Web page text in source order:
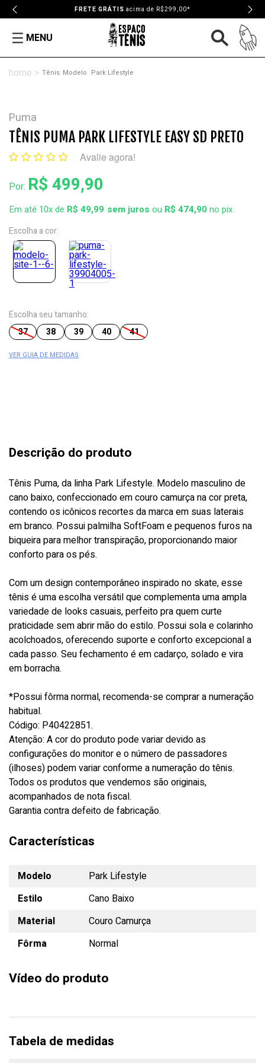
FRETE GRÁTIS acima de R$299,00*
MENU
Tênis Modelo Park Lifestyle
Puma
TÊNIS PUMA PARK LIFESTYLE EASY SD PRETO
Avalie agora!
Por: R$ 499,90
Em até 10x de R$ 49,99 ou R$ 474,90no pix
Escolha a cor:
Escolha seu tamanho:
37
38 39 40 41
VER GUIA DE MEDIDAS
Descrição do produto
Tênis Puma, da linha Park Lifestyle. Modelo masculino de
cano baixo, confeccionado em couro camurça na cor preta,
contendo os icônicos recortes da marca em suas laterais
em branco. Possui palmilha SoftFoam e pequenos furos na
biqueira para melhor transpiração, proporcionando maior
conforto para os pés.
Com um design contemporâneo inspirado no skate, esse
tênis é uma escolha versátil que complementa uma ampla
variedade de looks casuais, perfeito pra quem curte
praticidade sem abrir mão do estilo. Possui sola e colarinho
acolchoados, oferecendo suporte e conforto excepcional a
cada passo. Seu fechamento é em cadarço, solado e vira
em borracha.
*Possui fôrma normal, recomenda-se comprar a numeração
habitual.
Código: P40422851.
Atenção: A cor do produto pode variar devido as
configurações do monitor e o número de passadores
(ilhoses) podem variar conforme a numeração do tênis.
Todos os produtos que vendemos são originais,
acompanhados de nota fiscal.
Garantia contra defeito de fabricação.
Características
Modelo
Park Lifestyle
Estilo
Cano Baixo
Material
Couro Camurça
Fôrma
Normal
Vídeo do produto
Tabela de medidas